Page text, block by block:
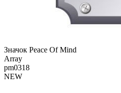
Значок Peace Of Mind
Array
pm0318
NEW